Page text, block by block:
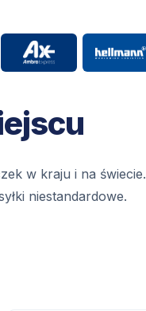
w kraju i na świecie.
niestandardowe.